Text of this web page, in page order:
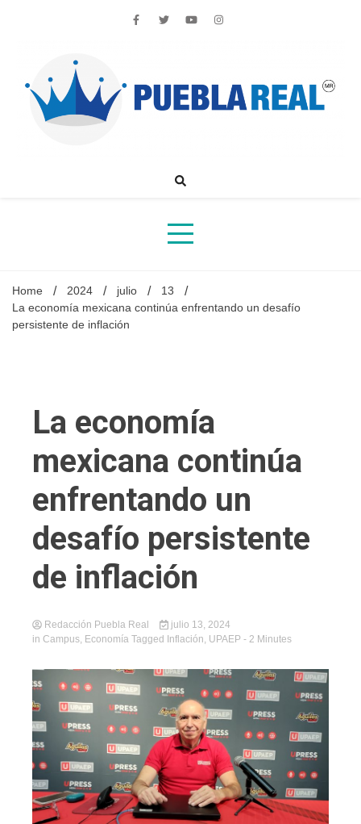
Noticias de actualidad de Puebla, México y el mundo
Home 2024 julio
13
La economía mexicana continúa enfrentando un desafío
persistente de inflación
La economía
mexicana continúa
enfrentando un
desafío persistente
de inflación
Redacción Puebla Real
julio 13, 2024
in Campus, Economía Tagged Inflación, UPAEP - 2 Minutes